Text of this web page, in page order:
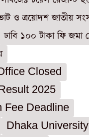
ও ত্রয়োদশ জাতীয়
ঢাবি ১০০ টাকা ফি জমা
Closed
2025
Fee Deadline
Dhaka